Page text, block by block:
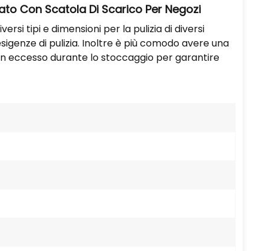
Nederlands
Türkçe
العربية
Con Scatola Di Scarico Per Negozi
tipi e dimensioni per la pulizia di diversi
di pulizia. Inoltre è più comodo avere una
eccesso durante lo stoccaggio per garantire